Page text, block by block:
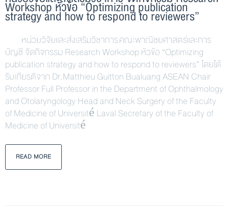
Workshop หัวข้อ “Optimizing publication
strategy and how to respond to reviewers”
หน่วยวิจัยและส่งเสริมวิชาการ คณะพาณิชยศาสตร์และการ
บัญชี จัดกิจกรรม Research Workshop หัวข้อ “Optimizing
publication strategy and how to respond to reviewers” โดยได้
รับเกียรติจาก Dr.Matthieu Guitton Bualuang ASEAN Chair
Professor Full Professor in the Department of Ophthalmology
and Otolaryngology Head and Neck Surgery of the Faculty
of Medicine of Université Laval Secretary of the Faculty of
Medicine of Université
READ MORE